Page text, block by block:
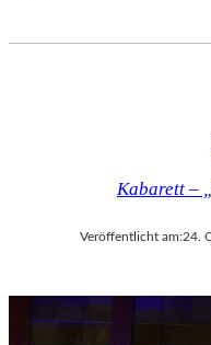
Kabarett –
Veröffentlicht am:24.